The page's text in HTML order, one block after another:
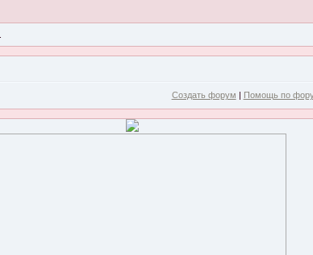
Создать форум | Помощь по